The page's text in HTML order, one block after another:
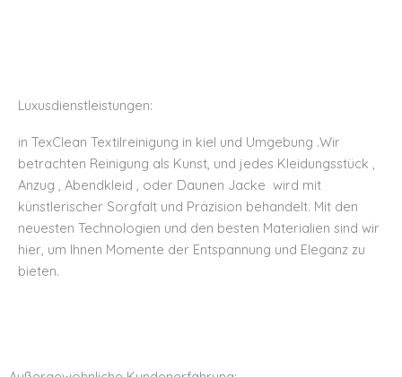
Luxusdienstleistungen:
in TexClean Textilreinigung in kiel und Umgebung .Wir
betrachten Reinigung als Kunst, und jedes Kleidungsstück ,
Anzug , Abendkleid , oder Daunen Jacke wird mit
künstlerischer Sorgfalt und Präzision behandelt. Mit den
neuesten Technologien und den besten Materialien sind wir
hier, um Ihnen Momente der Entspannung und Eleganz zu
bieten.